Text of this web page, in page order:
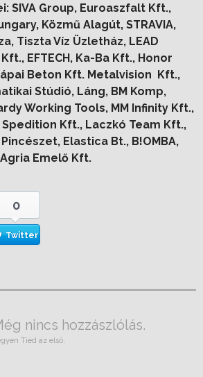
SIVA Group, Euroaszfalt Kft.,
Közmű Alagút, STRAVIA,
Tiszta Víz Üzletház, LEAD
EFTECH, Ka-Ba Kft., Honor
Beton Kft. Metalvision Kft.,
Stúdió, Láng, BM Komp,
Working Tools, MM Infinity Kft.,
Kft., Laczkó Team Kft.,
Elastica Bt., B!OMBA,
Emelő Kft.
0
Twitter
nincs hozzászlólás.
Tiéd az első.